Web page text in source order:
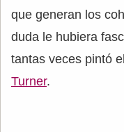
que generan los
duda le hubiera
tantas veces pintó
Turner.